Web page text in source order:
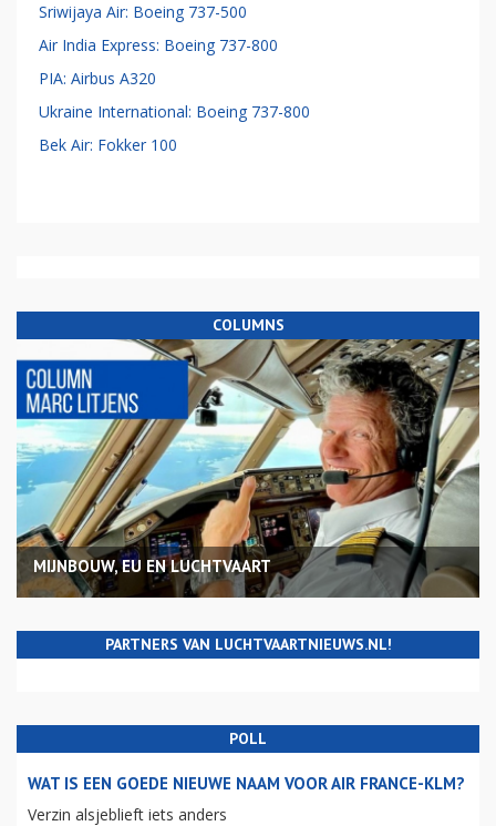
Sriwijaya Air: Boeing 737-500
Air India Express: Boeing 737-800
PIA: Airbus A320
Ukraine International: Boeing 737-800
Bek Air: Fokker 100
COLUMNS
MIJNBOUW, EU EN LUCHTVAART
PARTNERS VAN LUCHTVAARTNIEUWS.NL!
POLL
WAT IS EEN GOEDE NIEUWE NAAM VOOR AIR FRANCE-KLM?
Verzin alsjeblieft iets anders